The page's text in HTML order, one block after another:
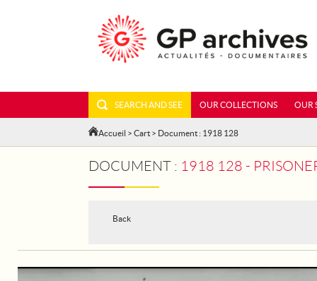
SEARCH AND SEE OUR COLLECTIONS OUR
Accueil > Cart > Document : 1918 128
DOCUMENT : 1918 128 -
Back